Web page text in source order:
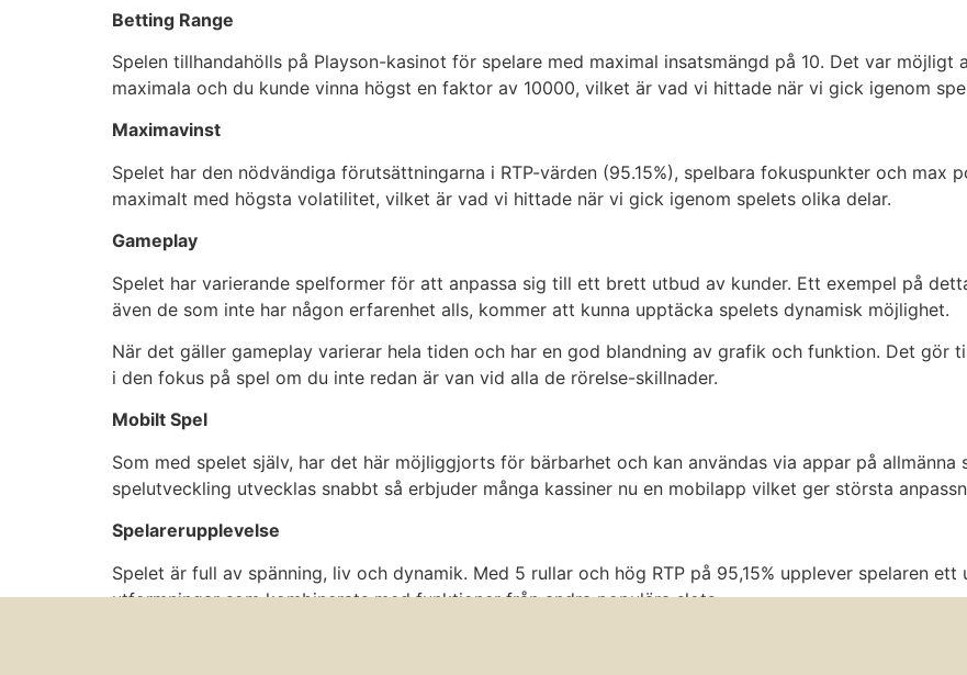
Betting Range
Spelen tillhandahölls på Playson-kasinot för spelare med maximal insatsmängd på 10. Det var
maximala och du kunde vinna högst en faktor av 10000, vilket är vad vi hittade när vi gick igenom
Maximavinst
Spelet har den nödvändiga förutsättningarna i RTP-värden (95.15%), spelbara fokuspunkter och max
maximalt med högsta volatilitet, vilket är vad vi hittade när vi gick igenom spelets olika delar.
Gameplay
Spelet har varierande spelformer för att anpassa sig till ett brett utbud av kunder. Ett exempel på
även de som inte har någon erfarenhet alls, kommer att kunna upptäcka spelets dynamisk möjlighet.
När det gäller gameplay varierar hela tiden och har en god blandning av grafik och funktion. Det gör
i den fokus på spel om du inte redan är van vid alla de rörelse-skillnader.
Mobilt Spel
Som med spelet själv, har det här möjliggjorts för bärbarhet och kan användas via appar på
spelutveckling utvecklas snabbt så erbjuder många kassiner nu en mobilapp vilket ger största
Spelarerupplevelse
Spelet är full av spänning, liv och dynamik. Med 5 rullar och hög RTP på 95,15% upplever spelaren
utformningar som kombinerats med funktioner från andra populära slots.